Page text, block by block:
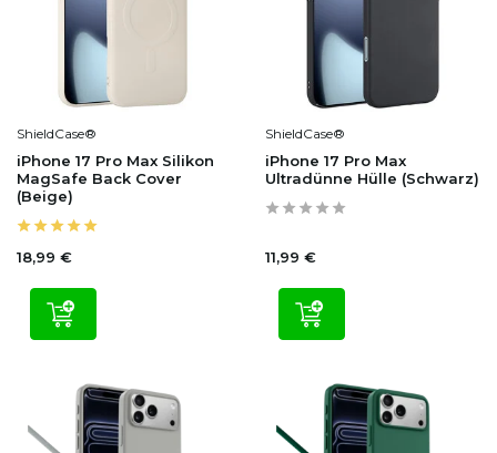
ShieldCase®
iPhone 17 Pro Max Silikon
MagSafe Back Cover
(Beige)
18,99 €
ShieldCase®
iPhone 17 Pro Max
Ultradünne Hülle (Schwarz)
11,99 €